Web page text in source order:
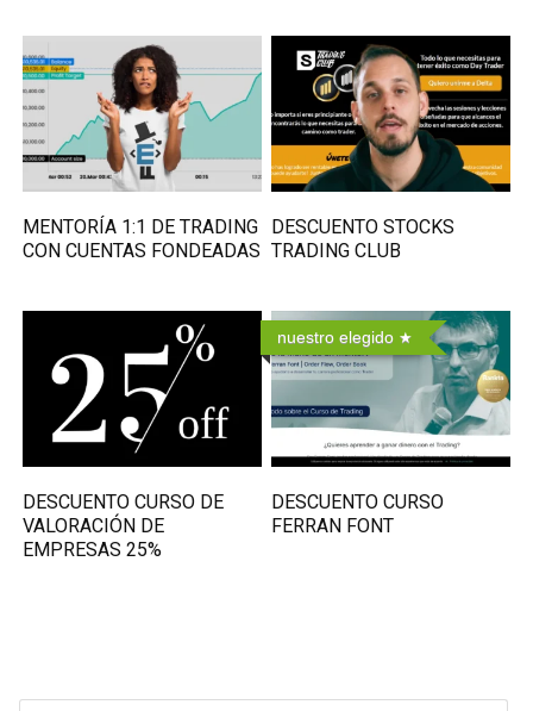
MENTORÍA 1:1 DE TRADING
CON CUENTAS FONDEADAS
DESCUENTO STOCKS
TRADING CLUB
DESCUENTO CURSO DE
VALORACIÓN DE
EMPRESAS 25%
nuestro elegido
DESCUENTO CURSO
FERRAN FONT